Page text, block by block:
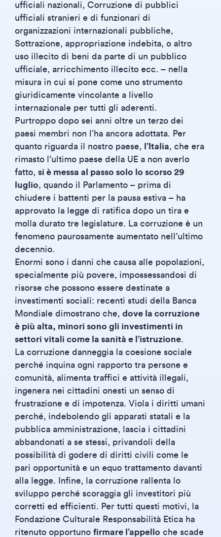
ufficiali nazionali, Corruzione di pubblici
ufficiali stranieri e di funzionari di
organizzazioni internazionali pubbliche,
Sottrazione, appropriazione indebita, o altro
uso illecito di beni da parte di un pubblico
ufficiale, arricchimento illecito ecc. – nella
misura in cui si pone come uno strumento
giuridicamente vincolante a livello
internazionale per tutti gli aderenti.
Purtroppo dopo sei anni oltre un terzo dei
paesi membri non l’ha ancora adottata. Per
quanto riguarda il nostro paese,
l’Italia, che era
rimasto l’ultimo paese della UE a non averlo
fatto, si è messa al passo solo lo scorso 29
luglio, quando il Parlamento – prima di
chiudere i battenti per la pausa estiva – ha
approvato la legge di ratifica dopo un tira e
molla durato tre legislature. La corruzione è un
fenomeno paurosamente aumentato nell’ultimo
decennio.
Enormi sono i danni che causa alle popolazioni,
specialmente più povere, impossessandosi di
risorse che possono essere destinate a
investimenti sociali: recenti studi della Banca
Mondiale dimostrano che, dove la corruzione
è più alta, minori sono gli investimenti in
settori vitali come la sanità e l’istruzione.
La corruzione danneggia la coesione sociale
perché inquina ogni rapporto tra persone e
comunità, alimenta traffici e attività illegali,
ingenera nei cittadini onesti un senso di
frustrazione e di impotenza. Viola i diritti umani
perché, indebolendo gli apparati statali e la
pubblica amministrazione, lascia i cittadini
abbandonati a se stessi, privandoli della
possibilità di godere di diritti civili come le
pari opportunità e un equo trattamento davanti
alla legge. Infine, la corruzione rallenta lo
sviluppo perché scoraggia gli investitori più
corretti ed efficienti. Per tutti questi motivi, la
Fondazione Culturale Responsabilità Etica ha
ritenuto opportuno firmare l’appello che scade